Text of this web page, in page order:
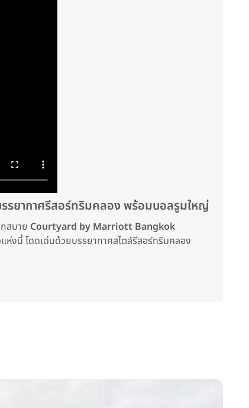
ยากาศรีสอร์ทริมคลอง พร้อมบอลรูมใหญ่
สบาย Courtyard by Marriott Bangkok
ห่งนี้ โดดเด่นด้วยบรรยากาศสไตล์รีสอร์ทริมคลอง